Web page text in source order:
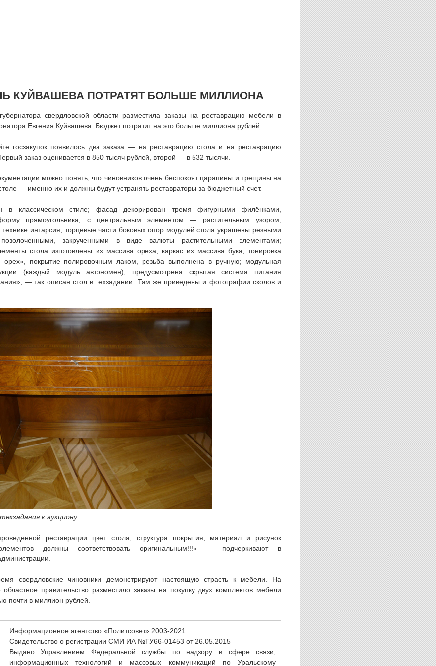
КУЙВАШЕВА ПОТРАТЯТ БОЛЬШЕ МИЛЛИОНА
свердловской области разместила заказы на реставрацию мебели в
Евгения Куйвашева. Бюджет потратит на это больше миллиона рублей.
госзакупок появилось два заказа — на реставрацию стола и на реставрацию
заказ оценивается в 850 тысяч рублей, второй — в 532 тысячи.
можно понять, что чиновников очень беспокоят царапины и трещины на
— именно их и должны будут устранять реставраторы за бюджетный счет.
в классическом стиле; фасад декорирован тремя фигурными филёнками,
прямоугольника, с центральным элементом — растительным узором,
интарсия; торцевые части боковых опор модулей стола украшены резными
закрученными в виде валюты растительными элементами;
стола изготовлены из массива ореха; каркас из массива бука, тонировка
орех», покрытие полировочным лаком, резьба выполнена в ручную; модульная
(каждый модуль автономен); предусмотрена скрытая система питания
— так описан стол в техзадании. Там же приведены и фотографии сколов и
к аукциону
реставрации цвет стола, структура покрытия, материал и рисунок
должны соответствовать оригинальным!!!» — подчеркивают в
свердловские чиновники демонстрируют настоящую страсть к мебели. На
правительство разместило заказы на покупку двух комплектов мебели
почти в миллион рублей.
Информационное агентство «Политсовет» 2003-2021
Свидетельство о регистрации СМИ ИА №ТУ66-01453 от 26.05.2015
Выдано Управлением Федеральной службы по надзору в сфере связи,
информационных технологий и массовых коммуникаций по Уральскому